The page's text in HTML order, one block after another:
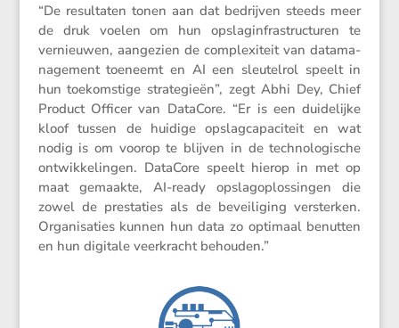
“De resul­taten tonen aan dat bedrijven steeds meer
de druk voelen om hun opslag­in­fra­struc­turen te
vernieuwen, aange­zien de complexi­teit van datama­
na­ge­ment toeneemt en AI een sleutelrol speelt in
hun toekom­stige strate­gieën”, zegt Abhi Dey, Chief
Product Officer van DataCore. “Er is een duide­lijke
kloof tussen de huidige opslag­ca­pa­ci­teit en wat
nodig is om voorop te blijven in de techno­lo­gi­sche
ontwik­ke­lingen. DataCore speelt hierop in met op
maat gemaakte, AI-ready opslag­op­los­singen die
zowel de presta­ties als de bevei­li­ging versterken.
Organi­sa­ties kunnen hun data zo optimaal benutten
en hun digitale veerkracht behouden.”